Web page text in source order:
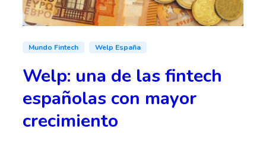
Mundo Fintech Welp España
Welp: una de las fintech
españolas con mayor
crecimiento